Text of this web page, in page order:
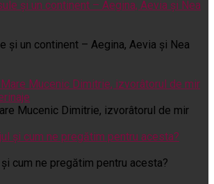
și un continent – Aegina, Aevia și Nea
Mucenic Dimitrie, izvorâtorul de mir
cum ne pregătim pentru acesta?